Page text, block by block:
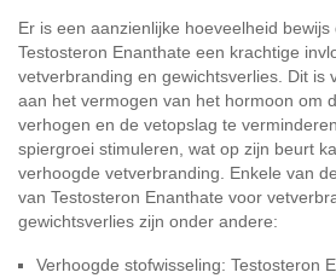
Er is een aanzienlijke hoeveelheid
Testosteron Enanthate een krachtige
vetverbranding en gewichtsverlies. Dit is
aan het vermogen van het hormoon om
verhogen en de vetopslag te
spiergroei stimuleren, wat op zijn beurt
verhoogde vetverbranding. Enkele van
van Testosteron Enanthate voor
gewichtsverlies zijn onder andere:
Verhoogde stofwisseling: Testosteron